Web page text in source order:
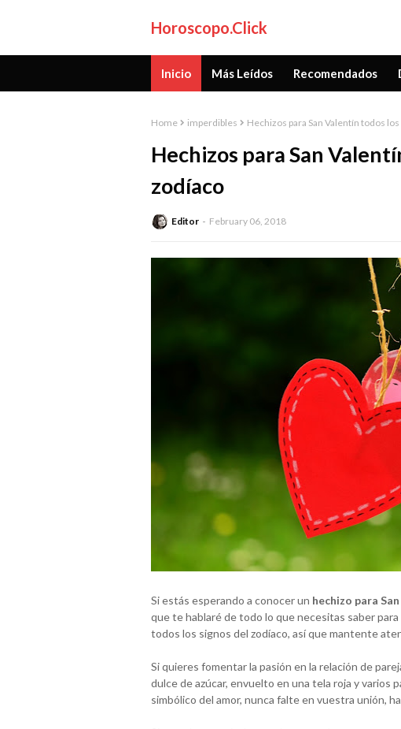
Horoscopo.Click
Inicio Más Leídos Recomendados
Home imperdibles Hechizos para San Valentín todos
Hechizos para San
zodíaco
Editor February 06, 2018
Si estás esperando a conocer un hechizo para
que te hablaré de todo lo que necesitas saber
todos los signos del zodíaco, así que mantente
Si quieres fomentar la pasión en la relación de
dulce de azúcar, envuelto en una tela roja y varios
simbólico del amor, nunca falte en vuestra unión,